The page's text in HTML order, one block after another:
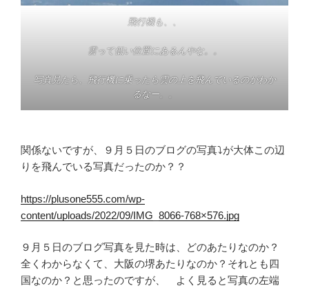
飛行機も、、
雲って低い位置にあるんやな。。
写真見たら、飛行機に乗ったら雲の上を飛んでいるのがわか
るなー。。
関係ないですが、９月５日のブログの写真⤵が大体この辺
りを飛んでいる写真だったのか？？
https://plusone555.com/wp-
content/uploads/2022/09/IMG_8066-768×576.jpg
９月５日のブログ写真を見た時は、どのあたりなのか？
全くわからなくて、大阪の堺あたりなのか？それとも四
国なのか？と思ったのですが、 よく見ると写真の左端